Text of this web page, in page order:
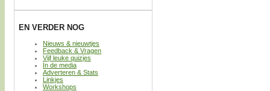
EN VERDER NOG
Nieuws & nieuwtjes
Feedback & Vragen
Vijf leuke quizjes
In de media
Adverteren & Stats
Linkjes
Workshops